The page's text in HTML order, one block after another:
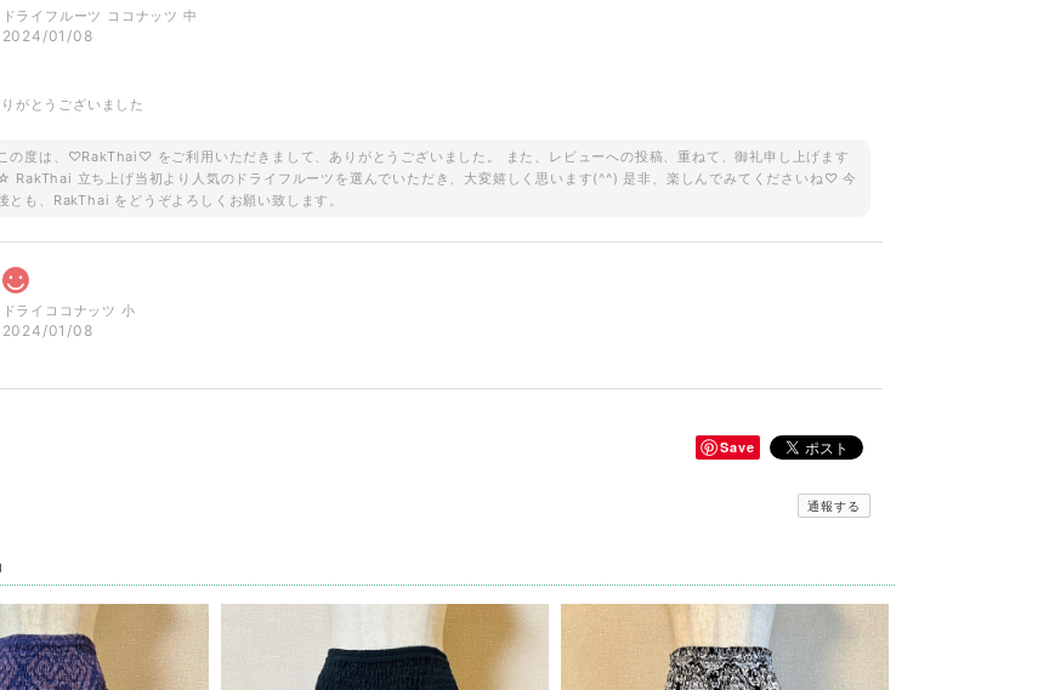
ドライフルーツ ココナッツ 中
2024/01/08
がとうございました
の度は、♡RakThai♡ をご利用いただきまして、ありがとうございました。 また、レビューへの投稿、重ねて、御礼申し上げます
RakThai 立ち上げ当初より人気のドライフルーツを選んでいただき、大変嬉しく思います(^^) 是非、楽しんでみてくださいね♡ 今
とも、RakThai をどうぞよろしくお願い致します。
ドライココナッツ 小
2024/01/08
目惚れでご購入ということで、大変嬉しく思います。 パッと目を惹く蓮模様♡ たくさん使っていただけたら幸いです(o^^o) 今後と
、RakThaiをどうぞよろしくお願い致します☆
Save
通報する